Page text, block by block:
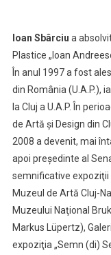
Ioan Sbârciu a
Plastice „Ioan
În anul 1997 a fost
din România (U.A.P.),
la Cluj a U.A.P. În
de Artă şi Design din
2008 a devenit, mai
apoi preşedinte al
semnificative expoziţii
Muzeul de Artă Cluj-
Muzeului Naţional
Markus Lüpertz),
expoziţia „Semn (di)